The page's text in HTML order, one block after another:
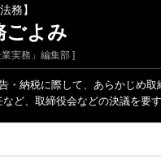
務】
よみ
実務」編集部 ]
・納税に際して、あらかじめ
ど、取締役会などの決議を要